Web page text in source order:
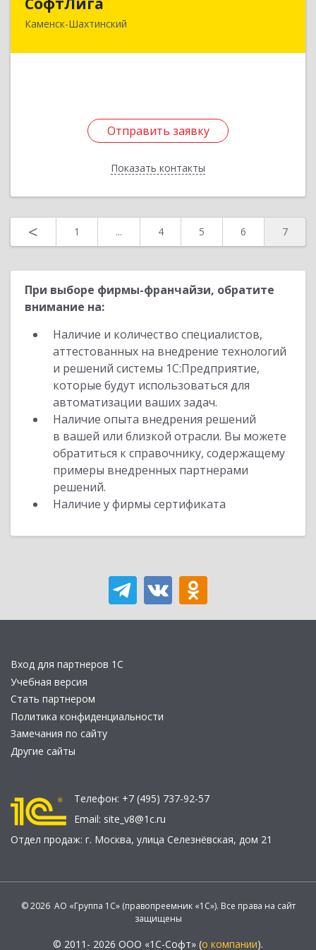
Каменск-Шахтинский
Отправить заявку
Показать контакты
347800, Ростовская обл, Каменск-Шахтинский г,
Отправить заявку
Назад
< 1 ... 4 5 6 7
При выборе фирмы-франчайзи, обратите
внимание на:
Наличие и количество специалистов,
аттестованных на внедрение технологий
и решений системы 1С:Предприятие,
которые будут использоваться для
автоматизации ваших задач.
Наличие опыта внедрения решений
в вашей или близкой отрасли. Вы можете
обратиться к справочнику, содержащему
примеры внедренных партнерами
решений.
Наличие у фирмы сертификата
Вход для партнеров 1С
Учебная версия
Стать партнером
Политика конфиденциальности
Замечания по сайту
Другие сайты
Телефон: +7 (495) 737-92-57
Email: site_v8@1c.ru
Отдел продаж: г. Москва, улица Селезнёвская, дом 21
© 2026 АО «Группа 1С» (правопреемник «1С»). Все права на сайт
защищены
© 2011- 2026 ООО «1С-Софт» (о компании).